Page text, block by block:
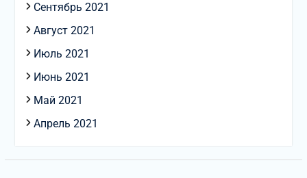
Сентябрь 2021
Август 2021
Июль 2021
Июнь 2021
Май 2021
Апрель 2021